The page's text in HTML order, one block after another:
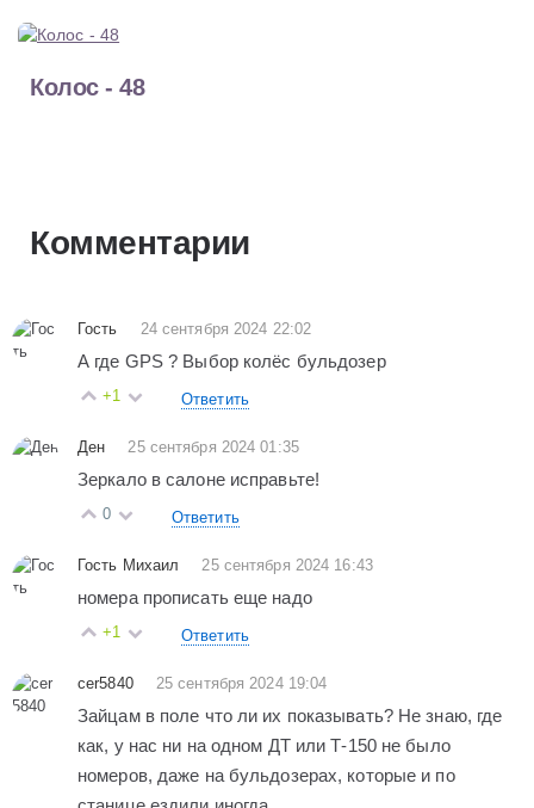
Колос - 48
Комментарии
Гость 24 сентября 2024 22:02
А где GPS ? Выбор колёс бульдозер
+1 Ответить
Ден 25 сентября 2024 01:35
Зеркало в салоне исправьте!
0 Ответить
Гость Михаил 25 сентября 2024 16:43
номера прописать еще надо
+1 Ответить
cer5840 25 сентября 2024 19:04
Зайцам в поле что ли их показывать? Не знаю, где
как, у нас ни на одном ДТ или Т-150 не было
номеров, даже на бульдозерах, которые и по